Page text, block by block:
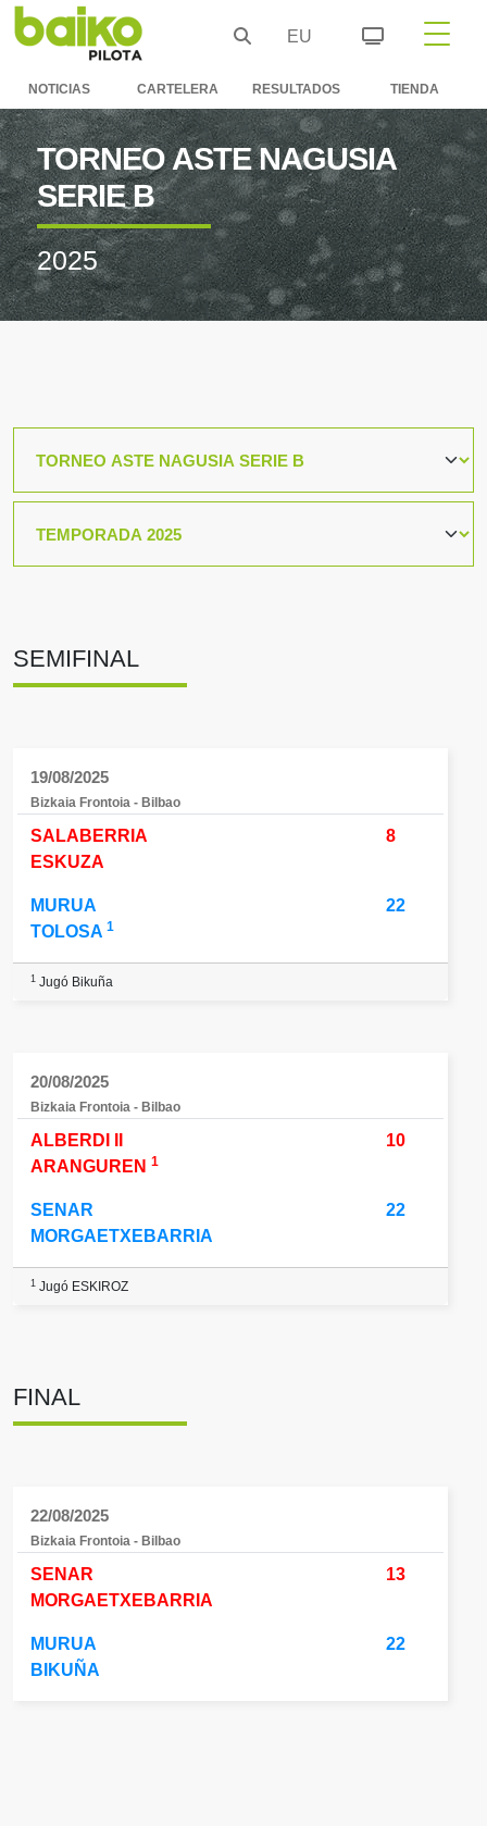
EU
NOTICIAS CARTELERA RESULTADOS TIENDA
TORNEO ASTE NAGUSIA
SERIE B
2025
SEMIFINAL
19/08/2025
Bizkaia Frontoia - Bilbao
SALABERRIA
ESKUZA
8
MURUA
TOLOSA 1
22
1 Jugó Bikuña
20/08/2025
Bizkaia Frontoia - Bilbao
ALBERDI II
ARANGUREN 1
10
SENAR
MORGAETXEBARRIA
22
1 Jugó ESKIROZ
FINAL
22/08/2025
Bizkaia Frontoia - Bilbao
SENAR
MORGAETXEBARRIA
13
MURUA
BIKUÑA
22